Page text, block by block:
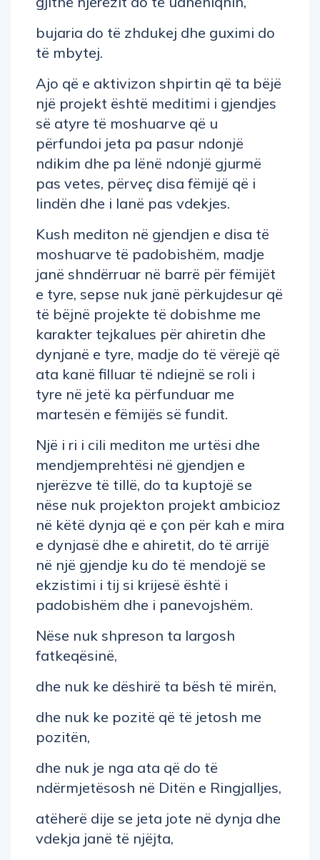
bujaria do të zhdukej dhe guximi do
të mbytej.
Ajo që e aktivizon shpirtin që ta bëjë
një projekt është meditimi i gjendjes
së atyre të moshuarve që u
përfundoi jeta pa pasur ndonjë
ndikim dhe pa lënë ndonjë gjurmë
pas vetes, përveç disa fëmijë që i
lindën dhe i lanë pas vdekjes.
Kush mediton në gjendjen e disa të
moshuarve të padobishëm, madje
janë shndërruar në barrë për fëmijët
e tyre, sepse nuk janë përkujdesur që
të bëjnë projekte të dobishme me
karakter tejkalues për ahiretin dhe
dynjanë e tyre, madje do të vërejë që
ata kanë filluar të ndiejnë se roli i
tyre në jetë ka përfunduar me
martesën e fëmijës së fundit.
Një i ri i cili mediton me urtësi dhe
mendjemprehtësi në gjendjen e
njerëzve të tillë, do ta kuptojë se
nëse nuk projekton projekt ambicioz
në këtë dynja që e çon për kah e mira
e dynjasë dhe e ahiretit, do të arrijë
në një gjendje ku do të mendojë se
ekzistimi i tij si krijesë është i
padobishëm dhe i panevojshëm.
Nëse nuk shpreson ta largosh
fatkeqësinë,
dhe nuk ke dëshirë ta bësh të mirën,
dhe nuk ke pozitë që të jetosh me
pozitën,
dhe nuk je nga ata që do të
ndërmjetësosh në Ditën e Ringjalljes,
atëherë dije se jeta jote në dynja dhe
vdekja janë të njëjta,